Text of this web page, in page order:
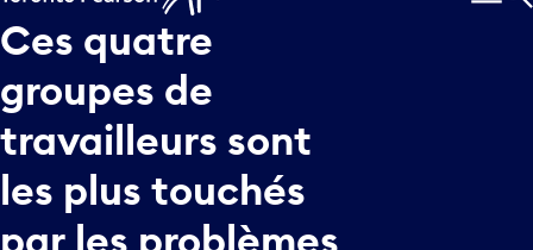
Ces quatre
groupes de
travailleurs sont
les plus touchés